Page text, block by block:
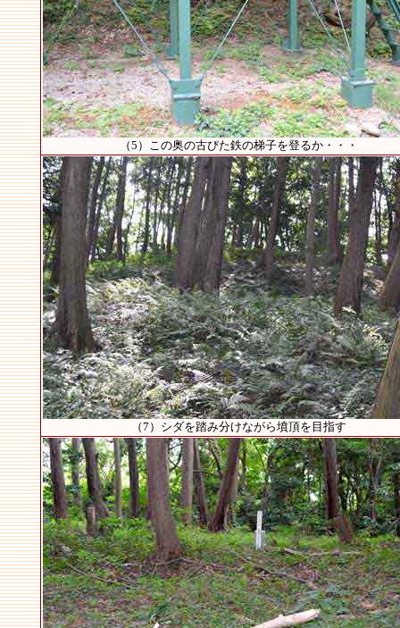
（5）この奥の古びた鉄の梯子を登るか・・・
（7）シダを踏み分けながら墳頂を目指す